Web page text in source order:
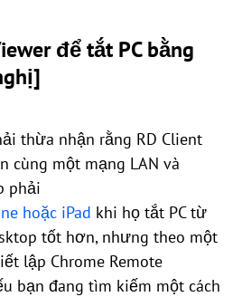
để tắt PC bằng
thừa nhận rằng RD Client
cùng một mạng LAN và
phải
hoặc iPad khi họ tắt PC từ
tốt hơn, nhưng theo một
lập Chrome Remote
bạn đang tìm kiếm một cách